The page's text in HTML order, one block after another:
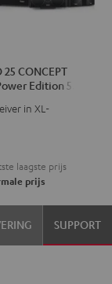
25 CONCEPT
Edition 5.1 set
in XL-
laagste prijs
prijs
SUPPORT